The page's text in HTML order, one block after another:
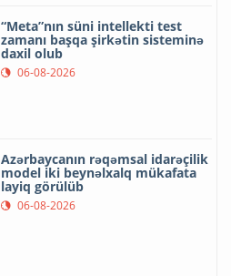
“Meta”nın süni intellekti test
zamanı başqa şirkətin sisteminə
daxil olub
06-08-2026
Azərbaycanın rəqəmsal idarəçilik
model iki beynəlxalq mükafata
layiq görülüb
06-08-2026